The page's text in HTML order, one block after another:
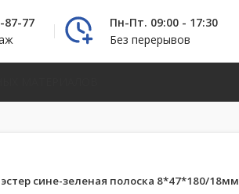
87-77
Пн-Пт. 09:00 - 17:30
Без перерывов
сине-зеленая полоска 8*47*180/18мм